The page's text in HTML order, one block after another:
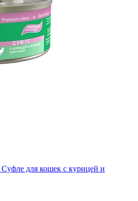
для кошек с курицей и